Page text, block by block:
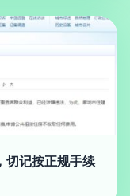
切记按正规手续